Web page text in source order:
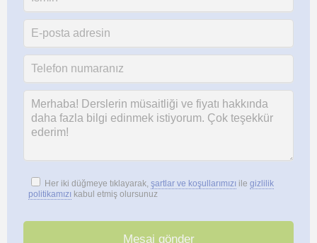
Her iki düğmeye tıklayarak, şartlar ve koşullarımızı ile gizlilik
politikamızı kabul etmiş olursunuz